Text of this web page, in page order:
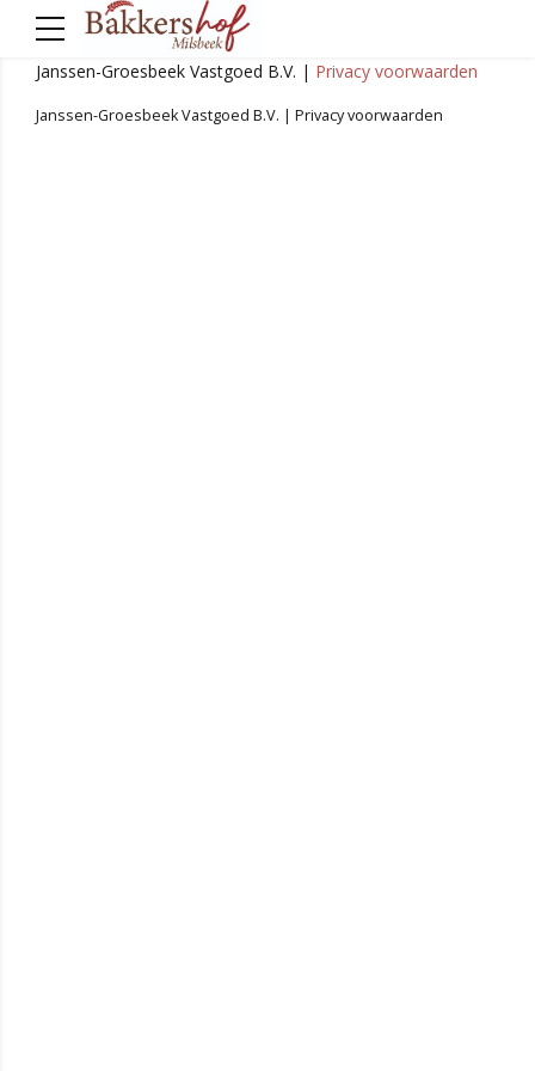
Janssen-Groesbeek Vastgoed B.V. | Privacy voorwaarden
Janssen-Groesbeek Vastgoed B.V. | Privacy voorwaarden